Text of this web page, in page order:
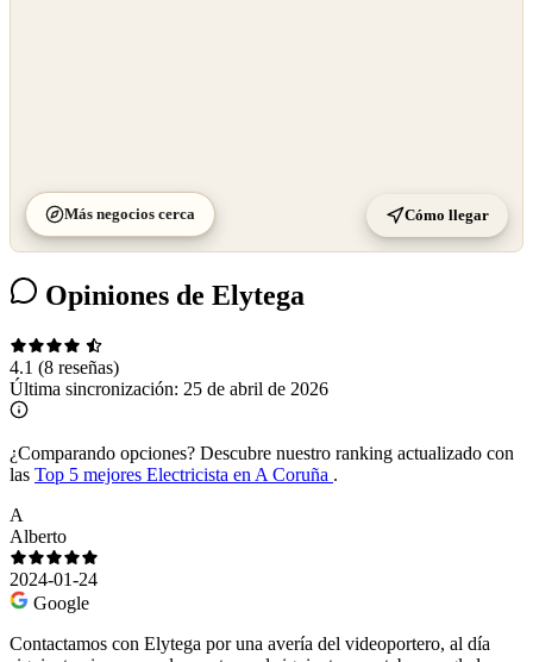
Más negocios cerca Cómo llegar
Opiniones de Elytega
4.1 (8 reseñas)
Última sincronización: 25 de abril de 2026
¿Comparando opciones? Descubre nuestro ranking actualizado con
las Top 5 mejores Electricista en A Coruña .
A
Alberto
2024-01-24
Google
Contactamos con Elytega por una avería del videoportero, al día